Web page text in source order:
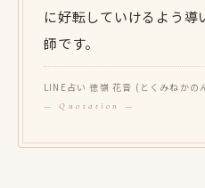
に好転していけるよう導
師です。
LINE占い 徳嶺 花音 (とくみねかの